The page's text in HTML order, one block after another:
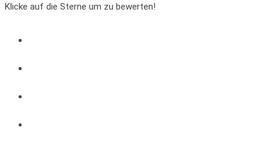
Klicke auf die Sterne um zu bewerten!